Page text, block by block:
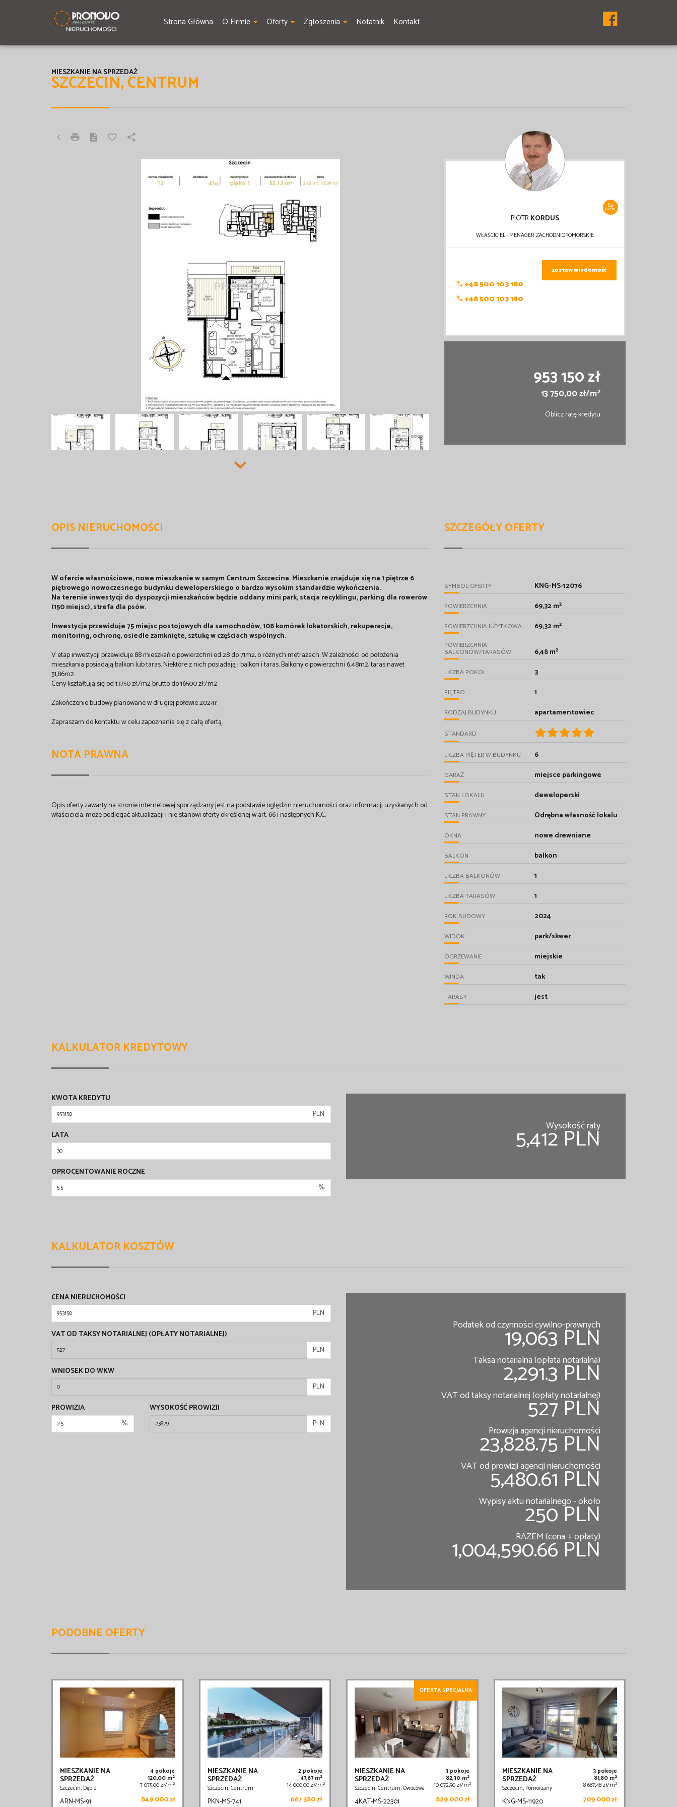
Strona Główna O Firmie Oferty Zgłoszenia Notatnik Kontakt
SZCZECIN, CENTRUM
MIESZKANIE NA SPRZEDAŻ
84
OFERT
PIOTRKORDUS
WŁAŚCICIEL- MENAGER ZACHODNIOPOMORSKIE
+48 500 103 180
+48 500 103 180
zostaw wiadomość
953 150 zł
13 750,00 zł/m2
Oblicz ratę kredytu
OPIS NIERUCHOMOŚCI
W ofercie własnościowe, nowe mieszkanie w samym Centrum Szczecina. Mieszkanie znajduje się na 1 piętrze 6
piętrowego nowoczesnego budynku deweloperskiego o bardzo wysokim standardzie wykończenia.
Na terenie inwestycji do dyspozycji mieszkańców będzie oddany mini park, stacja recyklingu, parking dla rowerów
(150 miejsc), strefa dla psów.
Inwestycja przewiduje 75 miejsc postojowych dla samochodów, 108 komórek lokatorskich, rekuperacje,
monitoring, ochronę, osiedle zamknięte, sztukę w częściach wspólnych.
V etap inwestycji przewiduje 88 mieszkań o powierzchni od 28 do 71m2, o różnych metrażach. W zależności od położenia
mieszkania posiadają balkon lub taras. Niektóre z nich posiadają i balkon i taras. Balkony o powierzchni 6,48m2, taras nawet
51,86m2.
Ceny kształtują się od 13750 zł./m2 brutto do 16500 zł./m2.
Zakończenie budowy planowane w drugiej połowie 2024r.
Zapraszam do kontaktu w celu zapoznania się z całą ofertą.
NOTA PRAWNA
Opis oferty zawarty na stronie internetowej sporządzany jest na podstawie oględzin nieruchomości oraz informacji uzyskanych od
właściciela, może podlegać aktualizacji i nie stanowi oferty określonej w art. 66 i następnych K.C.
SZCZEGÓŁY OFERTY
SYMBOL OFERTY KNG-MS-12076
POWIERZCHNIA 69,32 m²
POWIERZCHNIA UŻYTKOWA 69,32 m²
POWIERZCHNIA
BALKONÓW/TARASÓW 6,48 m²
LICZBA POKOI 3
PIĘTRO 1
RODZAJ BUDYNKU apartamentowiec
STANDARD
LICZBA PIĘTER W BUDYNKU 6
GARAŻ miejsce parkingowe
STAN LOKALU deweloperski
STAN PRAWNY Odrębna własność lokalu
OKNA nowe drewniane
BALKON balkon
LICZBA BALKONÓW 1
LICZBA TARASÓW 1
ROK BUDOWY 2024
WIDOK park/skwer
OGRZEWANIE miejskie
WINDA tak
TARASY jest
KALKULATOR KREDYTOWY
KWOTA KREDYTU
PLN
LATA
OPROCENTOWANIE ROCZNE
%
Wysokość raty
5,412 PLN
KALKULATOR KOSZTÓW
CENA NIERUCHOMOŚCI
PLN
VAT OD TAKSY NOTARIALNEJ (OPŁATY NOTARIALNEJ)
PLN
WNIOSEK DO WKW
PLN
PROWIZJA
%
WYSOKOŚĆ PROWIZJI
PLN
Podatek od czynności cywilno-prawnych
19,063 PLN
Taksa notarialna (opłata notarialna)
2,291.3 PLN
VAT od taksy notarialnej (opłaty notarialnej)
527 PLN
Prowizja agencji nieruchomości
23,828.75 PLN
VAT od prowizji agencji nieruchomości
5,480.61 PLN
Wypisy aktu notarialnego - około
250 PLN
RAZEM (cena + opłaty)
1,004,590.66 PLN
PODOBNE OFERTY
MIESZKANIE NA
SPRZEDAŻ
Szczecin, Dąbie
4 pokoje
120,00 m2
7 075,00 zł/m2
ARN-MS-91 849 000 zł
MIESZKANIE NA
SPRZEDAŻ
Szczecin, Centrum
2 pokoje
47,67 m2
14 000,00 zł/m2
PKN-MS-741 667 380 zł
OFERTA SPECJALNA
MIESZKANIE NA
SPRZEDAŻ
Szczecin, Centrum, Owocowa
3 pokoje
82,30 m2
10 072,90 zł/m2
4KAT-MS-22301 829 000 zł
MIESZKANIE NA
SPRZEDAŻ
Szczecin, Pomorzany
3 pokoje
81,80 m2
8 667,48 zł/m2
KNG-MS-11920 709 000 zł